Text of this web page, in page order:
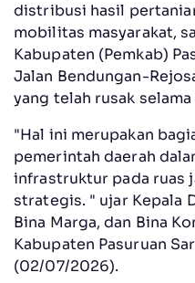
distribusi hasil
mobilitas masyarakat,
Kabupaten (Pemkab)
Jalan Bendungan-
yang telah rusak
"Hal ini merupakan
pemerintah daerah
infrastruktur pada ruas
strategis. " ujar Kepala
Bina Marga, dan Bina
Kabupaten Pasuruan
(02/07/2026).